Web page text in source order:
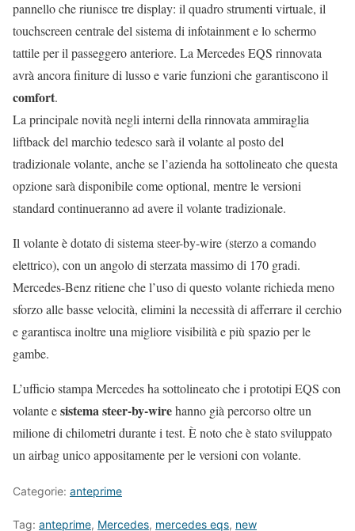
pannello che riunisce tre display: il quadro strumenti virtuale, il
touchscreen centrale del sistema di infotainment e lo schermo
tattile per il passeggero anteriore. La Mercedes EQS rinnovata
avrà ancora finiture di lusso e varie funzioni che garantiscono il
comfort.
La principale novità negli interni della rinnovata ammiraglia
liftback del marchio tedesco sarà il volante al posto del
tradizionale volante, anche se l’azienda ha sottolineato che questa
opzione sarà disponibile come optional, mentre le versioni
standard continueranno ad avere il volante tradizionale.
Il volante è dotato di sistema steer-by-wire (sterzo a comando
elettrico), con un angolo di sterzata massimo di 170 gradi.
Mercedes-Benz ritiene che l’uso di questo volante richieda meno
sforzo alle basse velocità, elimini la necessità di afferrare il cerchio
e garantisca inoltre una migliore visibilità e più spazio per le
gambe.
L’ufficio stampa Mercedes ha sottolineato che i prototipi EQS con
volante esistema steer-by-wirehanno già percorso oltre un
milione di chilometri durante i test. È noto che è stato sviluppato
un airbag unico appositamente per le versioni con volante.
Categorie: anteprime
Tag: anteprime, Mercedes, mercedes eqs, new